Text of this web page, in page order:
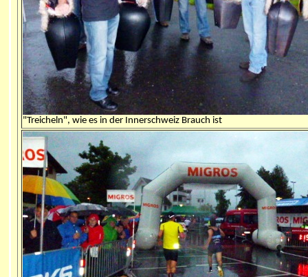
"Treicheln", wie es in der Innerschweiz Brauch ist